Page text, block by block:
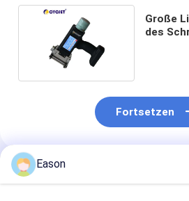
Große
des
Fortsetzen
Empfohlene Produkte
Eason